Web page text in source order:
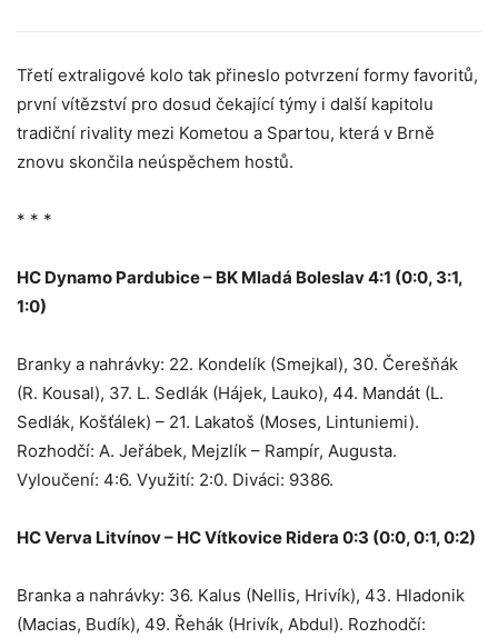
Třetí extraligové kolo tak přineslo potvrzení formy favoritů,
první vítězství pro dosud čekající týmy i další kapitolu
tradiční rivality mezi Kometou a Spartou, která v Brně
znovu skončila neúspěchem hostů.
* * *
HC Dynamo Pardubice – BK Mladá Boleslav 4:1 (0:0, 3:1,
1:0)
Branky a nahrávky: 22. Kondelík (Smejkal), 30. Čerešňák
(R. Kousal), 37. L. Sedlák (Hájek, Lauko), 44. Mandát (L.
Sedlák, Košťálek) – 21. Lakatoš (Moses, Lintuniemi).
Rozhodčí: A. Jeřábek, Mejzlík – Rampír, Augusta.
Vyloučení: 4:6. Využití: 2:0. Diváci: 9386.
HC Verva Litvínov – HC Vítkovice Ridera 0:3 (0:0, 0:1, 0:2)
Branka a nahrávky: 36. Kalus (Nellis, Hrivík), 43. Hladonik
(Macias, Budík), 49. Řehák (Hrivík, Abdul). Rozhodčí: